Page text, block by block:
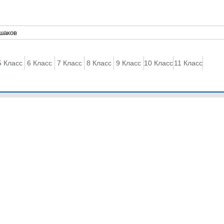
Класс 6 Класс 7 Класс 8 Класс 9 Класс 10 Класс 11 Класс